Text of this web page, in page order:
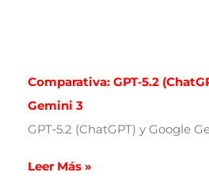
Comparativa: GPT‑5.2
Gemini 3
GPT‑5.2 (ChatGPT) y Google
Leer Más »